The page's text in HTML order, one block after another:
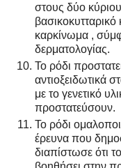
στους δύο
καρκίνωμα ,
δερματολογίας.
Το ρόδι
αντιοξειδωτικά
με το γενετικό
προστατεύσουν.
Το ρόδι
έρευνα που
διαπίστωσε ότι